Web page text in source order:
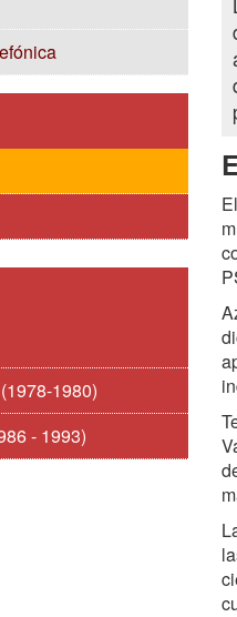
1980)
- 1993)